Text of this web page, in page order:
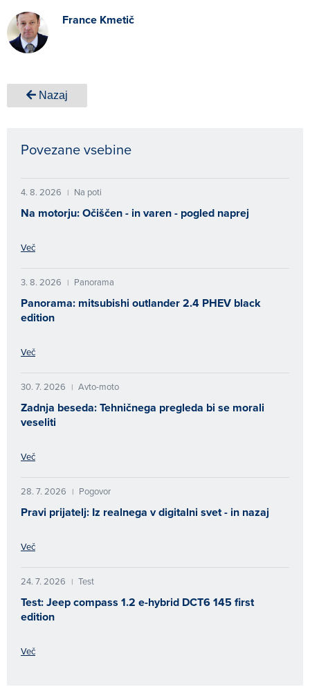
France Kmetič
Nazaj
Povezane vsebine
4. 8. 2026 | Na poti
Na motorju: Očiščen - in varen - pogled naprej
Več
3. 8. 2026 | Panorama
Panorama: mitsubishi outlander 2.4 PHEV black
edition
Več
30. 7. 2026 | Avto-moto
Zadnja beseda: Tehničnega pregleda bi se morali
veseliti
Več
28. 7. 2026 | Pogovor
Pravi prijatelj: Iz realnega v digitalni svet - in nazaj
Več
24. 7. 2026 | Test
Test: Jeep compass 1.2 e-hybrid DCT6 145 first
edition
Več